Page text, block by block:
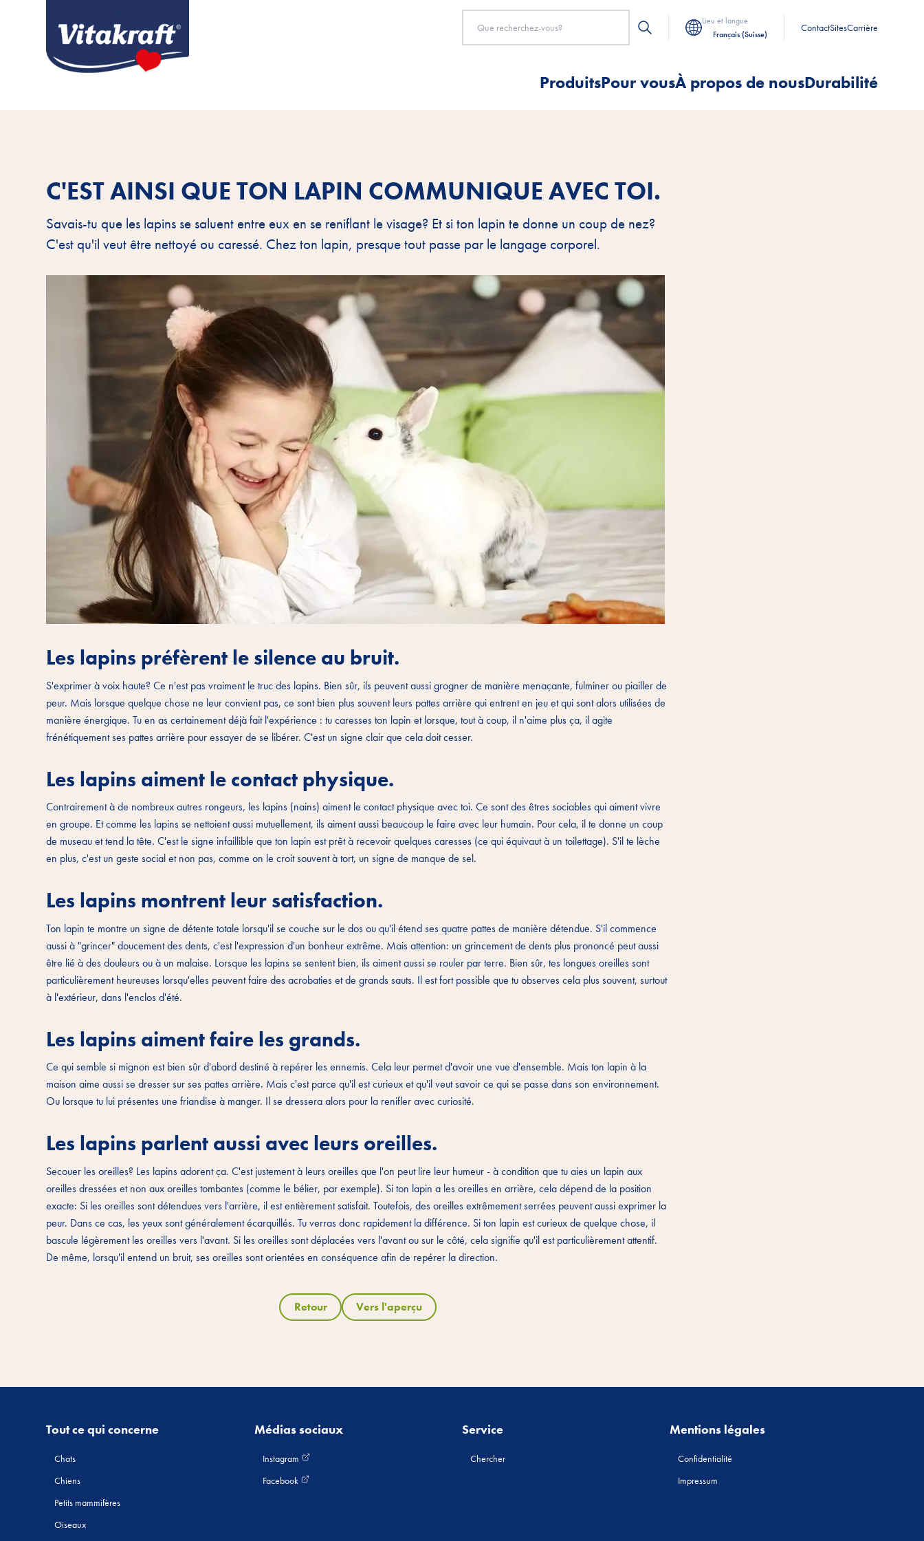
Lieu et langue
Français (Suisse)
ContactSitesCarrière
ProduitsPour vousÀ propos de nousDurabilité
C'EST AINSI QUE TON LAPIN COMMUNIQUE AVEC TOI.
Savais-tu que les lapins se saluent entre eux en se reniflant le visage? Et si ton lapin te donne un coup de nez?
C'est qu'il veut être nettoyé ou caressé. Chez ton lapin, presque tout passe par le langage corporel.
Les lapins préfèrent le silence au bruit.
S'exprimer à voix haute? Ce n'est pas vraiment le truc des lapins. Bien sûr, ils peuvent aussi grogner de manière menaçante, fulminer ou piailler de
peur. Mais lorsque quelque chose ne leur convient pas, ce sont bien plus souvent leurs pattes arrière qui entrent en jeu et qui sont alors utilisées de
manière énergique. Tu en as certainement déjà fait l'expérience : tu caresses ton lapin et lorsque, tout à coup, il n'aime plus ça, il agite
frénétiquement ses pattes arrière pour essayer de se libérer. C'est un signe clair que cela doit cesser.
Les lapins aiment le contact physique.
Contrairement à de nombreux autres rongeurs, les lapins (nains) aiment le contact physique avec toi. Ce sont des êtres sociables qui aiment vivre
en groupe. Et comme les lapins se nettoient aussi mutuellement, ils aiment aussi beaucoup le faire avec leur humain. Pour cela, il te donne un coup
de museau et tend la tête. C'est le signe infaillible que ton lapin est prêt à recevoir quelques caresses (ce qui équivaut à un toilettage). S'il te lèche
en plus, c'est un geste social et non pas, comme on le croit souvent à tort, un signe de manque de sel.
Les lapins montrent leur satisfaction.
Ton lapin te montre un signe de détente totale lorsqu'il se couche sur le dos ou qu'il étend ses quatre pattes de manière détendue. S'il commence
aussi à "grincer" doucement des dents, c'est l'expression d'un bonheur extrême. Mais attention: un grincement de dents plus prononcé peut aussi
être lié à des douleurs ou à un malaise. Lorsque les lapins se sentent bien, ils aiment aussi se rouler par terre. Bien sûr, tes longues oreilles sont
particulièrement heureuses lorsqu'elles peuvent faire des acrobaties et de grands sauts. Il est fort possible que tu observes cela plus souvent, surtout
à l'extérieur, dans l'enclos d'été.
Les lapins aiment faire les grands.
Ce qui semble si mignon est bien sûr d'abord destiné à repérer les ennemis. Cela leur permet d'avoir une vue d'ensemble. Mais ton lapin à la
maison aime aussi se dresser sur ses pattes arrière. Mais c'est parce qu'il est curieux et qu'il veut savoir ce qui se passe dans son environnement.
Ou lorsque tu lui présentes une friandise à manger. Il se dressera alors pour la renifler avec curiosité.
Les lapins parlent aussi avec leurs oreilles.
Secouer les oreilles? Les lapins adorent ça. C'est justement à leurs oreilles que l'on peut lire leur humeur - à condition que tu aies un lapin aux
oreilles dressées et non aux oreilles tombantes (comme le bélier, par exemple). Si ton lapin a les oreilles en arrière, cela dépend de la position
exacte: Si les oreilles sont détendues vers l'arrière, il est entièrement satisfait. Toutefois, des oreilles extrêmement serrées peuvent aussi exprimer la
peur. Dans ce cas, les yeux sont généralement écarquillés. Tu verras donc rapidement la différence. Si ton lapin est curieux de quelque chose, il
bascule légèrement les oreilles vers l'avant. Si les oreilles sont déplacées vers l'avant ou sur le côté, cela signifie qu'il est particulièrement attentif.
De même, lorsqu'il entend un bruit, ses oreilles sont orientées en conséquence afin de repérer la direction.
Retour Vers l'aperçu
Tout ce qui concerne
Chats
Chiens
Petits mammifères
Oiseaux
Médias sociaux
Instagram
Facebook
Service
Chercher
Mentions légales
Confidentialité
Impressum